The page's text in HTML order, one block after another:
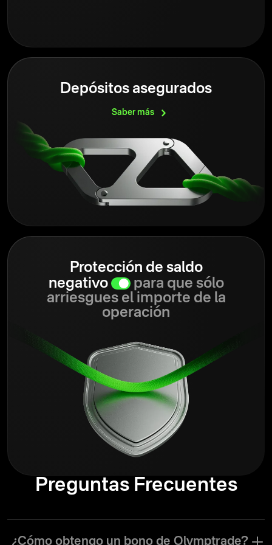
Depósitos asegurados
Sabermás
Protección de saldo
negativo
para que sólo
arriesgues el importe de la
operación
Preguntas Frecuentes
¿Cómo obtengo un bono de Olymptrade?